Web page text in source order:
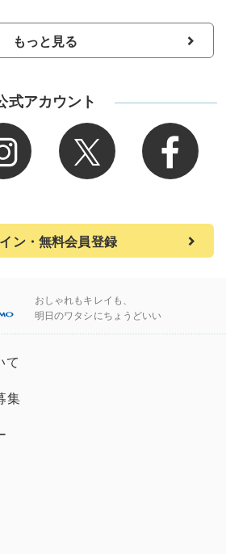
もっと見る
式アカウント
ン・無料会員登録
おしゃれもキレイも、
明日のワタシにちょうどいい
て
集